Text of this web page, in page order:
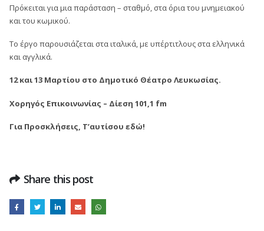
Πρόκειται για μια παράσταση – σταθμό, στα όρια του μνημειακού
και του κωμικού.
Το έργο παρουσιάζεται στα ιταλικά, με υπέρτιτλους στα ελληνικά
και αγγλικά.
12 και 13 Μαρτίου στο Δημοτικό Θέατρο Λευκωσίας.
Χορηγός Επικοινωνίας – Δίεση 101,1 fm
Για Προσκλήσεις, Τ’αυτίσου εδώ!
Share this post